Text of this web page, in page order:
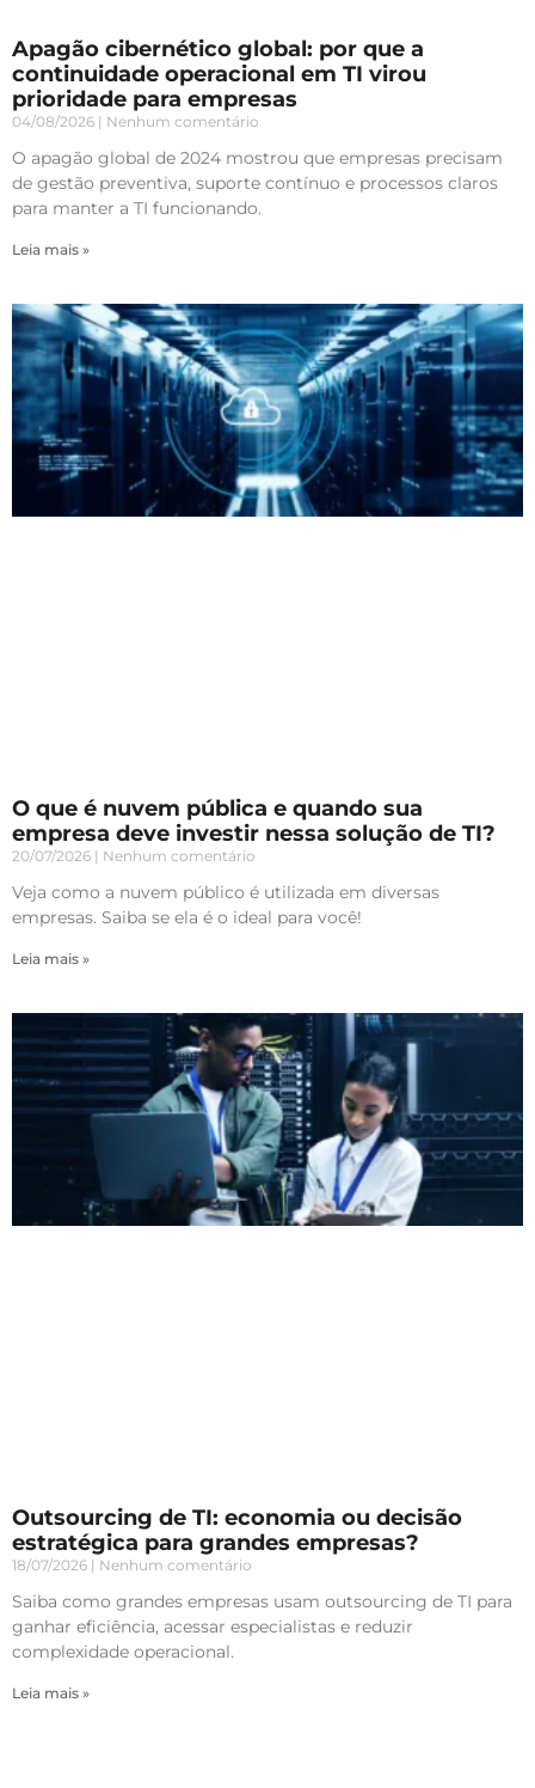
Apagão cibernético global: por que a
continuidade operacional em TI virou
prioridade para empresas
04/08/2026 Nenhum comentário
O apagão global de 2024 mostrou que empresas precisam
de gestão preventiva, suporte contínuo e processos claros
para manter a TI funcionando.
Leia mais »
O que é nuvem pública e quando sua
empresa deve investir nessa solução de TI?
20/07/2026 Nenhum comentário
Veja como a nuvem público é utilizada em diversas
empresas. Saiba se ela é o ideal para você!
Leia mais »
Outsourcing de TI: economia ou decisão
estratégica para grandes empresas?
18/07/2026 Nenhum comentário
Saiba como grandes empresas usam outsourcing de TI para
ganhar eficiência, acessar especialistas e reduzir
complexidade operacional.
Leia mais »